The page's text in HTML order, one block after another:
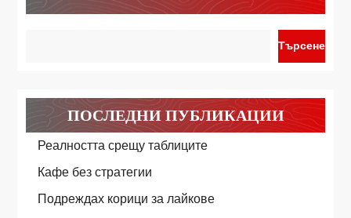
Търсене
ПОСЛЕДНИ ПУБЛИКАЦИИ
Реалността срещу таблиците
Кафе без стратегии
Подреждах корици за лайкове